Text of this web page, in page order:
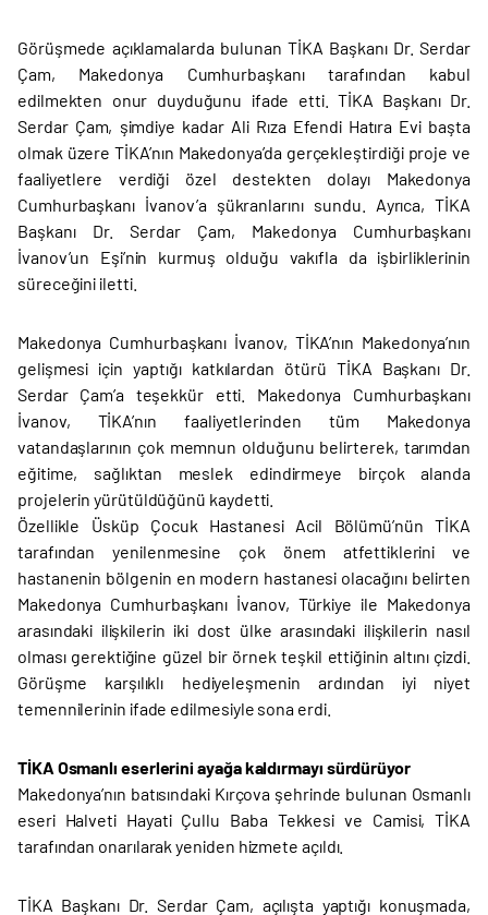
Görüşmede açıklamalarda bulunan TİKA Başkanı Dr. Serdar
Çam, Makedonya Cumhurbaşkanı tarafından kabul
edilmekten onur duyduğunu ifade etti. TİKA Başkanı Dr.
Serdar Çam, şimdiye kadar Ali Rıza Efendi Hatıra Evi başta
olmak üzere TİKA’nın Makedonya’da gerçekleştirdiği proje ve
faaliyetlere verdiği özel destekten dolayı Makedonya
Cumhurbaşkanı İvanov’a şükranlarını sundu. Ayrıca, TİKA
Başkanı Dr. Serdar Çam, Makedonya Cumhurbaşkanı
İvanov’un Eşi’nin kurmuş olduğu vakıfla da işbirliklerinin
süreceğini iletti.
Makedonya Cumhurbaşkanı İvanov, TİKA’nın Makedonya’nın
gelişmesi için yaptığı katkılardan ötürü TİKA Başkanı Dr.
Serdar Çam’a teşekkür etti. Makedonya Cumhurbaşkanı
İvanov, TİKA’nın faaliyetlerinden tüm Makedonya
vatandaşlarının çok memnun olduğunu belirterek, tarımdan
eğitime, sağlıktan meslek edindirmeye birçok alanda
projelerin yürütüldüğünü kaydetti.
Özellikle Üsküp Çocuk Hastanesi Acil Bölümü’nün TİKA
tarafından yenilenmesine çok önem atfettiklerini ve
hastanenin bölgenin en modern hastanesi olacağını belirten
Makedonya Cumhurbaşkanı İvanov, Türkiye ile Makedonya
arasındaki ilişkilerin iki dost ülke arasındaki ilişkilerin nasıl
olması gerektiğine güzel bir örnek teşkil ettiğinin altını çizdi.
Görüşme karşılıklı hediyeleşmenin ardından iyi niyet
temennilerinin ifade edilmesiyle sona erdi.
TİKA Osmanlı eserlerini ayağa kaldırmayı sürdürüyor
Makedonya’nın batısındaki Kırçova şehrinde bulunan Osmanlı
eseri Halveti Hayati Çullu Baba Tekkesi ve Camisi, TİKA
tarafından onarılarak yeniden hizmete açıldı.
TİKA Başkanı Dr. Serdar Çam, açılışta yaptığı konuşmada,